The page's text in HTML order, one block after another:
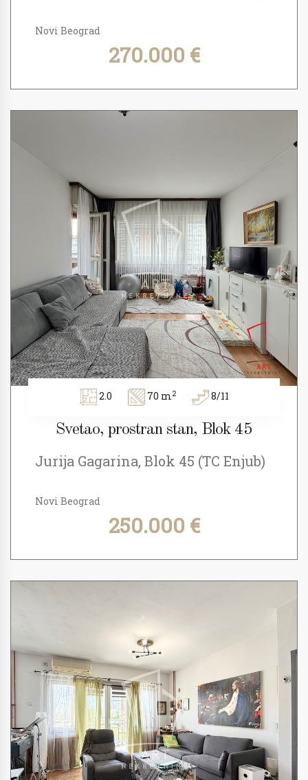
Novi Beograd
270.000 €
2.0 70 m2 8/11
Svetao, prostran stan, Blok 45
Jurija Gagarina, Blok 45 (TC Enjub)
Novi Beograd
250.000 €